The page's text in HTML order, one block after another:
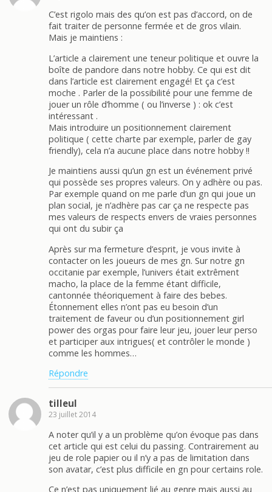
C’est rigolo mais des qu’on est pas d’accord, on de
fait traiter de personne fermée et de gros vilain.
Mais je maintiens :
L’article a clairement une teneur politique et ouvre la
boîte de pandore dans notre hobby. Ce qui est dit
dans l’article est clairement engagé! Et ça c’est
moche . Parler de la possibilité pour une femme de
jouer un rôle d’homme ( ou l’inverse ) : ok c’est
intéressant .
Mais introduire un positionnement clairement
politique ( cette charte par exemple, parler de gay
friendly), cela n’a aucune place dans notre hobby !!
Je maintiens aussi qu’un gn est un événement privé
qui possède ses propres valeurs. On y adhère ou pas.
Par exemple quand on me parle d’un gn qui joue un
plan social, je n’adhère pas car ça ne respecte pas
mes valeurs de respects envers de vraies personnes
qui ont du subir ça
Après sur ma fermeture d’esprit, je vous invite à
contacter on les joueurs de mes gn. Sur notre gn
occitanie par exemple, l’univers était extrêment
macho, la place de la femme étant difficile,
cantonnée théoriquement à faire des bebes.
Étonnement elles n’ont pas eu besoin d’un
traitement de faveur ou d’un positionnement girl
power des orgas pour faire leur jeu, jouer leur perso
et participer aux intrigues( et contrôler le monde )
comme les hommes…
Répondre
tilleul
23 juillet 2014
A noter qu’il y a un problème qu’on évoque pas dans
cet article qui est celui du passing. Contrairement au
jeu de role papier ou il n’y a pas de limitation dans
son avatar, c’est plus difficile en gn pour certains role.
Ce n’est pas uniquement lié au genre mais aussi au